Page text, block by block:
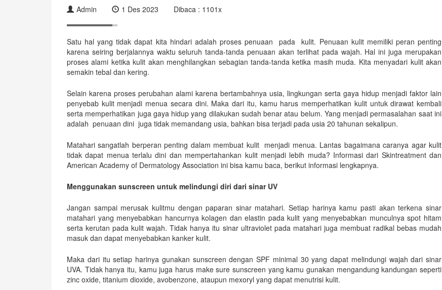
Admin 1 Des 2023 Dibaca : 1101x
Satu hal yang tidak dapat kita hindari adalah proses penuaan pada kulit. Penuaan kulit memiliki peran penting
karena seiring berjalannya waktu seluruh tanda-tanda penuaan akan terlihat pada wajah. Hal ini juga merupakan
proses alami ketika kulit akan menghilangkan sebagian tanda-tanda ketika masih muda. Kita menyadari kulit akan
semakin tebal dan kering.
Selain karena proses perubahan alami karena bertambahnya usia, lingkungan serta gaya hidup menjadi faktor lain
penyebab kulit menjadi menua secara dini. Maka dari itu, kamu harus memperhatikan kulit untuk dirawat kembali
serta memperhatikan juga gaya hidup yang dilakukan sudah benar atau belum. Yang menjadi permasalahan saat ini
adalah penuaan dini juga tidak memandang usia, bahkan bisa terjadi pada usia 20 tahunan sekalipun.
Matahari sangatlah berperan penting dalam membuat kulit menjadi menua. Lantas bagaimana caranya agar kulit
tidak dapat menua terlalu dini dan mempertahankan kulit menjadi lebih muda? Informasi dari Skintreatment dan
American Academy of Dermatology Association ini bisa kamu baca, berikut informasi lengkapnya.
Menggunakan sunscreen untuk melindungi diri dari sinar UV
Jangan sampai merusak kulitmu dengan paparan sinar matahari. Setiap harinya kamu pasti akan terkena sinar
matahari yang menyebabkan hancurnya kolagen dan elastin pada kulit yang menyebabkan munculnya spot hitam
serta kerutan pada kulit wajah. Tidak hanya itu sinar ultraviolet pada matahari juga membuat radikal bebas mudah
masuk dan dapat menyebabkan kanker kulit.
Maka dari itu setiap harinya gunakan sunscreen dengan SPF minimal 30 yang dapat melindungi wajah dari sinar
UVA. Tidak hanya itu, kamu juga harus make sure sunscreen yang kamu gunakan mengandung kandungan seperti
zinc oxide, titanium dioxide, avobenzone, ataupun mexoryl yang dapat menutrisi kulit.